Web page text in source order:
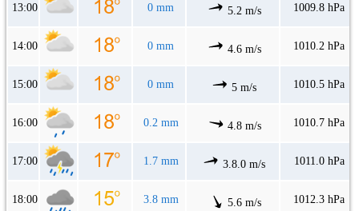
13:00 0 mm 5.2 m/s 1009.8 hPa
14:00 0 mm 4.6 m/s 1010.2 hPa
15:00 0 mm 5 m/s 1010.5 hPa
16:00 0.2 mm 4.8 m/s 1010.7 hPa
17:00 1.7 mm 3.8.0 m/s 1011.0 hPa
18:00 3.8 mm 5.6 m/s 1012.3 hPa